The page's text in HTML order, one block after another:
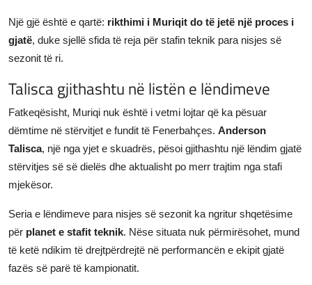
Një gjë është e qartë: rikthimi i Muriqit do të jetë një proces i
gjatë, duke sjellë sfida të reja për stafin teknik para nisjes së
sezonit të ri.
Talisca gjithashtu në listën e lëndimeve
Fatkeqësisht, Muriqi nuk është i vetmi lojtar që ka pësuar
dëmtime në stërvitjet e fundit të Fenerbahçes. Anderson
Talisca, një nga yjet e skuadrës, pësoi gjithashtu një lëndim gjatë
stërvitjes së së dielës dhe aktualisht po merr trajtim nga stafi
mjekësor.
Seria e lëndimeve para nisjes së sezonit ka ngritur shqetësime
për planet e stafit teknik. Nëse situata nuk përmirësohet, mund
të ketë ndikim të drejtpërdrejtë në performancën e ekipit gjatë
fazës së parë të kampionatit.